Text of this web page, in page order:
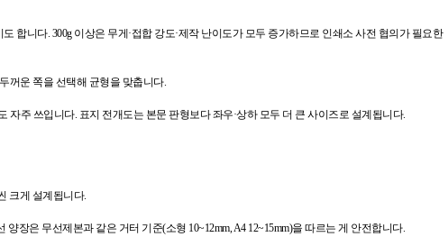
합니다. 300g 이상은 무게·접합 강도·제작 난이도가 모두 증가하므로 인쇄소 사전 협의가 필요한
꺼운 쪽을 선택해 균형을 맞춥니다.
자주 쓰입니다. 표지 전개도는 본문 판형보다 좌우·상하 모두 더 큰 사이즈로 설계됩니다.
크게 설계됩니다.
장은 무선제본과 같은 거터 기준(소형 10~12mm, A4 12~15mm)을 따르는 게 안전합니다.